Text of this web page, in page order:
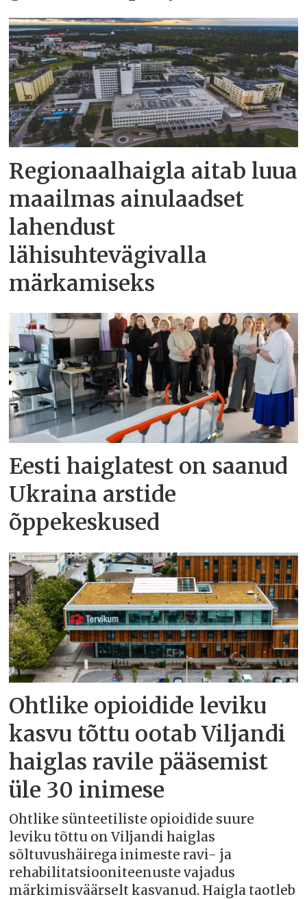
Regionaalhaigla aitab luua
maailmas ainulaadset
lahendust
lähisuhtevägivalla
märkamiseks
Eesti haiglatest on saanud
Ukraina arstide
õppekeskused
Ohtlike opioidide leviku
kasvu tõttu ootab Viljandi
haiglas ravile pääsemist
üle 30 inimese
Ohtlike sünteetiliste opioidide suure
leviku tõttu on Viljandi haiglas
sõltuvushäirega inimeste ravi- ja
rehabilitatsiooniteenuste vajadus
märkimisväärselt kasvanud. Haigla taotleb